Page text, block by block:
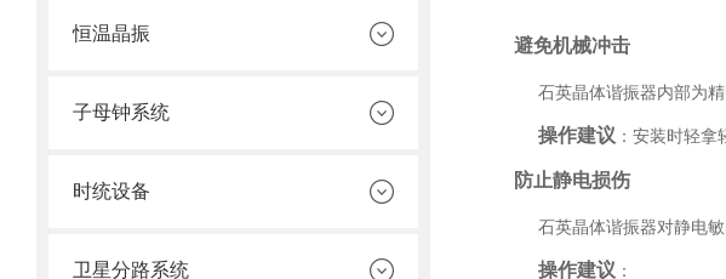
恒温晶振
子母钟系统
时统设备
卫星分路系统
避免机械冲击
石英晶体谐振器内部为
操作建议 ：安装时轻
防止静电损伤
石英晶体谐振器对静电
操作建议 ：